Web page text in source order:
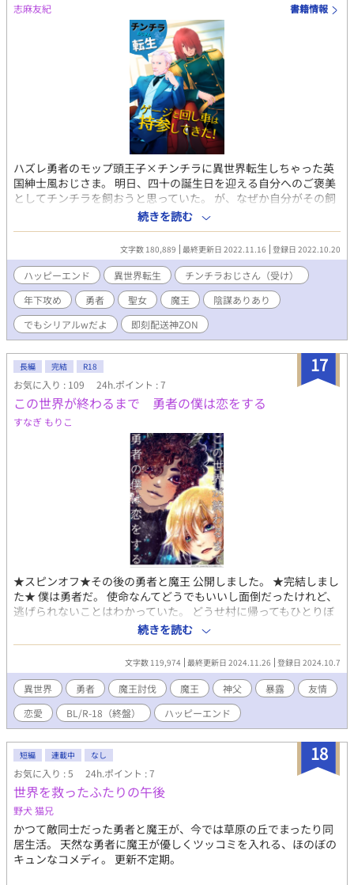
志麻友紀 書籍情報
ハズレ勇者のモップ頭王子×チンチラに異世界転生しちゃった英
国紳士風おじさま。 明日、四十の誕生日を迎える自分へのご褒美
としてチンチラを飼おうと思っていた。 が、なぜか自分がその飼
おうと思っていた、つぶらな瞳のチンチラになっていた!? なぜ
だ!? 角を曲がったところで、異世界の聖女召喚に中途半端に巻き
込まれて、身体は素粒子レベルでバラバラ、次元の狭間に吸い込
まれ、魂だけは辛うじてあちらとこちらの神様が拾いあげてくれ
たが。 「チンチラを飼いたかった訳で、チンチラになりたかった
訳ではないいいいい！！」 アルファード・フリィデリック・サー
ペント三世は絶叫した。しかも、これ飼おうと思っていた子のと
っても偉そうだろう！とシャレで考えていた名前だ。自分のじゃ
ない！ ともあれ現代日本ではしゃべるチンチラは生きにくかろう
してくれた。 いや、チンチラになって異世界転生なんて頼んでな
いし！ 転生した先では、自分がまきこまれた聖女召喚のまっただ
中。聖女は金髪碧眼のザ・王子様を勇者を選び、「勇者誕生万
歳！」の声の中。チンチラサイズのアルファードはさっそく？
踏み潰されそうになる。それをすくい上げてくれたでっかい手の
モップ頭の持ち主が、勇者候補から“はずれた”王子ダンダレイス
だった。 神様のつけてくれたオプション、即刻配送神ZONにて、
ゲージと回し車とチンチラ生活？ 必需品は異世界生活でも確保
できた。カラカラ回し車を回しながら、アルファードはこれから
のチンチラ生活どうしよう……と考える間もなく……勇者と魔王
との対決に、ハズレの王子ダンダレイス共々、否応無しに巻き込
まれ……。 素敵な表紙はお友達のSin Nekoさん
（twitter.com/SinNekoCreate）に書いていただきました。出来
上がった表紙見た時、私の理想のチンチラおじさん？を形にして
くださり、モップ頭もモップ頭で本当もう、神……と思いまし
た。表紙で思いきりネタバレ？してますが、これを目標に頑張り
ます！！ エロはかなり後半なる予定ですが、必ず合体するので
R18表示つけておきます。 BL小説大賞応募作品でもあります。応
続きを読む
文字数 180,889 最終更新日 2022.11.16 登録日 2022.10.20
ハッピーエンド 異世界転生
チンチラおじさん（受け）
年下攻め
勇者 聖女 魔王
陰謀ありあり
でもシリアルwだよ
即刻配送神ZON
17
長編 完結 R18
お気に入り : 109 24h.ポイント : 7
この世界が終わるまで 勇者の僕は恋をする
すなぎ もりこ
★スピンオフ★その後の勇者と魔王 公開しました。 ★完結しまし
た★ 僕は勇者だ。 使命なんてどうでもいいし面倒だったけれど、
逃げられないことはわかっていた。 どうせ村に帰ってもひとりぼ
っちなことは変わらない。 それなら従うしかないのだと思ってい
た。 けれど、僕は君に出会ってしまった。まんまるな月のように
力強く美しい君に。 無気力な勇者が絶望的な恋に身を焦がす物
語。 彼の恋の結末を見届けていただけると幸いです。
続きを読む
文字数 119,974 最終更新日 2024.11.26 登録日 2024.10.7
異世界 勇者 魔王討伐 魔王 神父 暴露
友情
恋愛
BL/R-18（終盤） ハッピーエンド
18
短編 連載中 なし
お気に入り : 5 24h.ポイント : 7
世界を救ったふたりの午後
野犬 猫兄
かつて敵同士だった勇者と魔王が、今では草原の丘でまったり同
居生活。 天然な勇者に魔王が優しくツッコミを入れる、ほのぼの
キュンなコメディ。 更新不定期。